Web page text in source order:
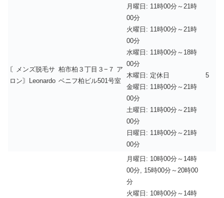
〘メンズ脱毛サ
ロン〙Leonardo
柏市柏３丁目３−７ ア
ベニフ柏ビル501号室
月曜日: 11時00分～21時
00分
火曜日: 11時00分～21時
00分
水曜日: 11時00分～18時
00分
木曜日: 定休日
金曜日: 11時00分～21時
00分
土曜日: 11時00分～21時
00分
日曜日: 11時00分～21時
00分
5
月曜日: 10時00分～14時
00分, 15時00分～20時00
分
火曜日: 10時00分～14時